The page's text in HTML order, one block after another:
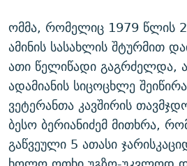
ომმა, რომელიც 1979 წლის
ამინის სასახლის შტურმით
ათი წელიწადი გაგრძელდა,
ადამიანის სიცოცხლე
ვეტერანთა კავშირის
ბესო ბერიანიძემ მითხრა,
გაწვეული 5 ათასი